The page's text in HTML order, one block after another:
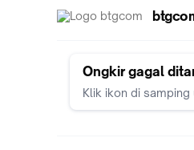
yang kaya dan detail,
Dapatkan koneksi yang
5.4 terbaru. Nikmati
andal, memastikan
Ongkir gagal
Klik ikon di